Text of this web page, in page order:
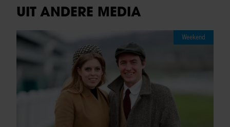
UIT ANDERE MEDIA
Weekend